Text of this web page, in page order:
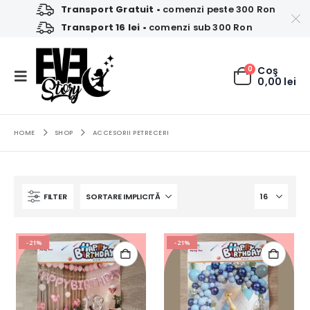
Transport Gratuit • comenzi peste 300 Ron
Transport 16 lei • comenzi sub 300 Ron
0 Coş
0,00 lei
HOME SHOP ACCESORII PETRECERI
FILTER
-21% -21%